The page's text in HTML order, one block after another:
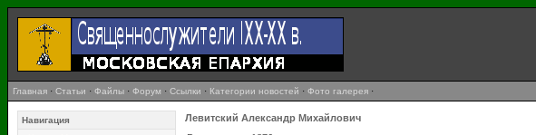
Главная · Статьи · Файлы · Форум · Ссылки · Категории новостей · Фото галерея ·
Навигация
Левитский Александр Михайлович